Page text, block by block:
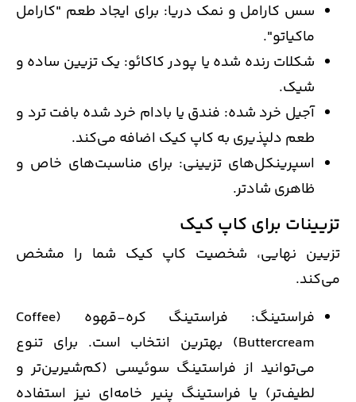
سس کارامل و نمک دریا: برای ایجاد طعم "کارامل
ماکیاتو".
شکلات رنده شده یا پودر کاکائو: یک تزیین ساده و
شیک.
آجیل خرد شده: فندق یا بادام خرد شده بافت ترد و
طعم دلپذیری به کاپ کیک اضافه می‌کند.
اسپرینکل‌های تزیینی: برای مناسبت‌های خاص و
ظاهری شادتر.
تزیینات برای کاپ کیک
تزیین نهایی، شخصیت کاپ کیک شما را مشخص
می‌کند.
فراستینگ: فراستینگ کره-قهوه (Coffee
Buttercream) بهترین انتخاب است. برای تنوع
می‌توانید از فراستینگ سوئیسی (کم‌شیرین‌تر و
لطیف‌تر) یا فراستینگ پنیر خامه‌ای نیز استفاده